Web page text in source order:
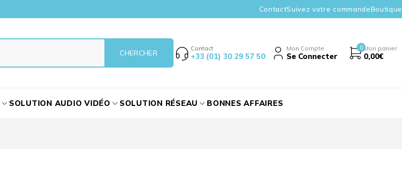
ContactSuivez votre commandeBoutique
Contact
+33 (01) 30 29 57 50
Mon Compte
Se Connecter
0 Mon panier
0,00€
SOLUTION AUDIO VIDÉO SOLUTION RÉSEAU BONNES AFFAIRES